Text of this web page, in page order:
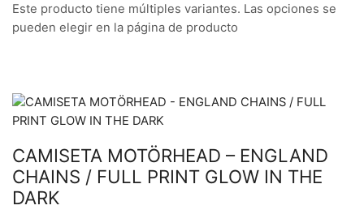
Este producto tiene múltiples variantes. Las opciones se
pueden elegir en la página de producto
CAMISETA MOTÖRHEAD – ENGLAND
CHAINS / FULL PRINT GLOW IN THE
DARK